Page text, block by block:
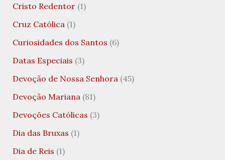
Cristo Redentor(1)
Cruz Católica (1)
Curiosidades dos Santos (6)
Datas Especiais (3)
Devoção de Nossa Senhora (45)
Devoção Mariana (81)
Devoções Católicas (3)
Dia das Bruxas (1)
Dia de Reis (1)